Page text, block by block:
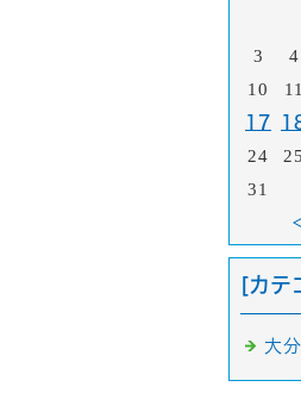
3
4
10 11
17
24 25
31
[カテ
大